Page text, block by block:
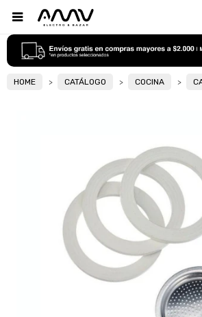

HOME CATÁLOGO COCINA